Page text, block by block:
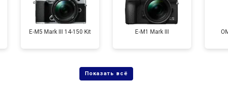
E‑M5 Mark III 14-150 Kit E‑M1 Mark III